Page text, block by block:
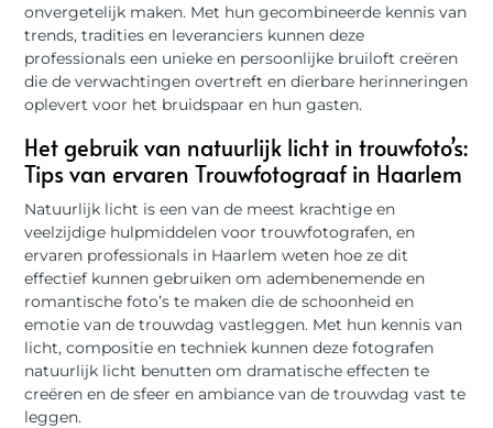
onvergetelijk maken. Met hun gecombineerde kennis van
trends, tradities en leveranciers kunnen deze
professionals een unieke en persoonlijke bruiloft creëren
die de verwachtingen overtreft en dierbare herinneringen
oplevert voor het bruidspaar en hun gasten.
Het gebruik van natuurlijk licht in trouwfoto’s:
Tips van ervaren Trouwfotograaf in Haarlem
Natuurlijk licht is een van de meest krachtige en
veelzijdige hulpmiddelen voor trouwfotografen, en
ervaren professionals in Haarlem weten hoe ze dit
effectief kunnen gebruiken om adembenemende en
romantische foto’s te maken die de schoonheid en
emotie van de trouwdag vastleggen. Met hun kennis van
licht, compositie en techniek kunnen deze fotografen
natuurlijk licht benutten om dramatische effecten te
creëren en de sfeer en ambiance van de trouwdag vast te
leggen.